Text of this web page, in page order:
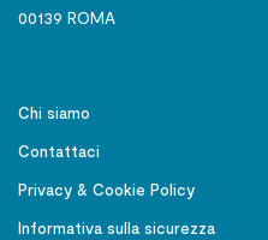
00139 ROMA
Chi siamo
Contattaci
Privacy & Cookie Policy
Informativa sulla sicurezza